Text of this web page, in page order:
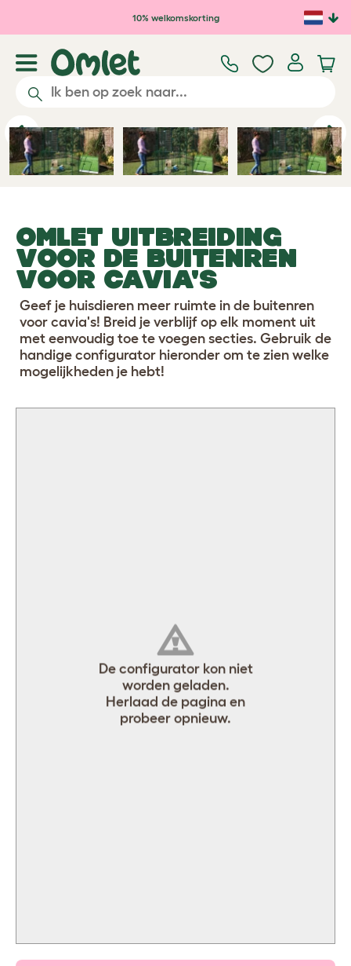
Ga naar de hoofdinhoud
10% welkomskorting
Previous
OMLET UITBREIDING
VOOR DE BUITENREN
VOOR CAVIA'S
Geef je huisdieren meer ruimte in de buitenren
voor cavia's! Breid je verblijf op elk moment uit
met eenvoudig toe te voegen secties. Gebruik de
handige configurator hieronder om te zien welke
mogelijkheden je hebt!
De configurator kon niet
worden geladen.
Herlaad de pagina en
probeer opnieuw.